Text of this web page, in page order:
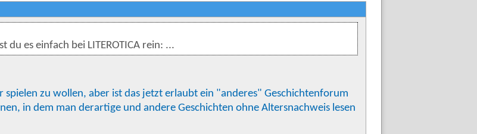
du es einfach bei LITEROTICA rein: ...
spielen zu wollen, aber ist das jetzt erlaubt ein "anderes" Geschichtenforum
in dem man derartige und andere Geschichten ohne Altersnachweis lesen